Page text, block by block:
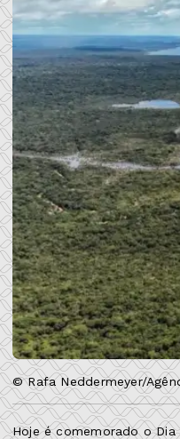
© Rafa Neddermeyer/
Hoje é comemorado o